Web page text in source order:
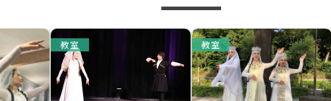
教室 教室